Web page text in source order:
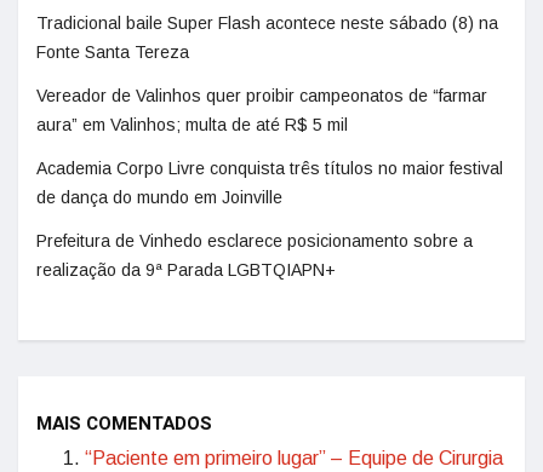
Tradicional baile Super Flash acontece neste sábado (8) na
Fonte Santa Tereza
Vereador de Valinhos quer proibir campeonatos de “farmar
aura” em Valinhos; multa de até R$ 5 mil
Academia Corpo Livre conquista três títulos no maior festival
de dança do mundo em Joinville
Prefeitura de Vinhedo esclarece posicionamento sobre a
realização da 9ª Parada LGBTQIAPN+
MAIS COMENTADOS
“Paciente em primeiro lugar” – Equipe de Cirurgia